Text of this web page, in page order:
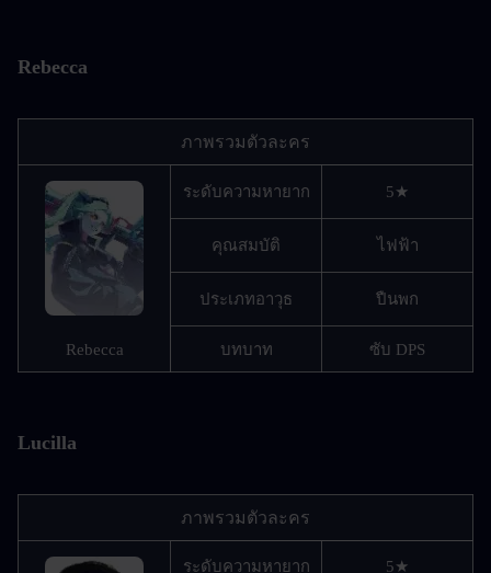
Rebecca
ภาพรวมตัวละคร
Rebecca
ระดับความหายาก 5★
คุณสมบัติ ไฟฟ้า
ประเภทอาวุธ ปืนพก
บทบาท ซับ DPS
Lucilla
ภาพรวมตัวละคร
ระดับความหายาก 5★